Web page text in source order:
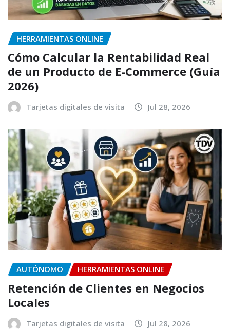
HERRAMIENTAS ONLINE
Cómo Calcular la Rentabilidad Real
de un Producto de E-Commerce (Guía
2026)
Tarjetas digitales de visita Jul 28, 2026
AUTÓNOMO HERRAMIENTAS ONLINE
Retención de Clientes en Negocios
Locales
Tarjetas digitales de visita Jul 28, 2026